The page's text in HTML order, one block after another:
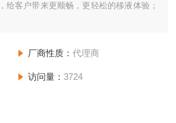
给客户带来更顺畅，更轻松的移液体验；
厂商性质： 代理商
访问量： 3724